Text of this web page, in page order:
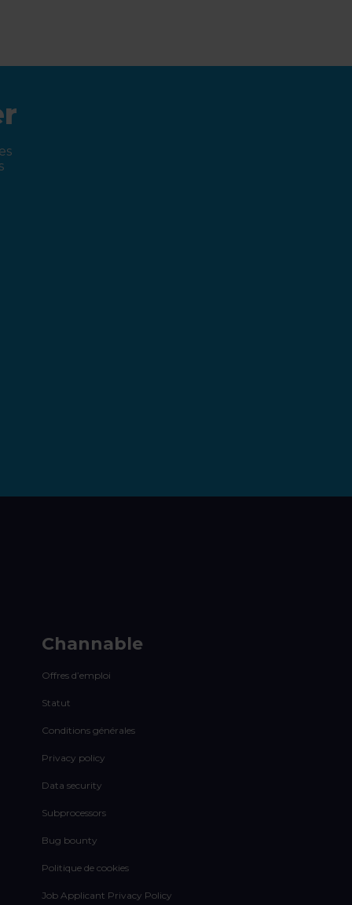
Channable
Offres d’emploi
Statut
Conditions générales
Privacy policy
Data security
Subprocessors
Bug bounty
Politique de cookies
Job Applicant Privacy Policy